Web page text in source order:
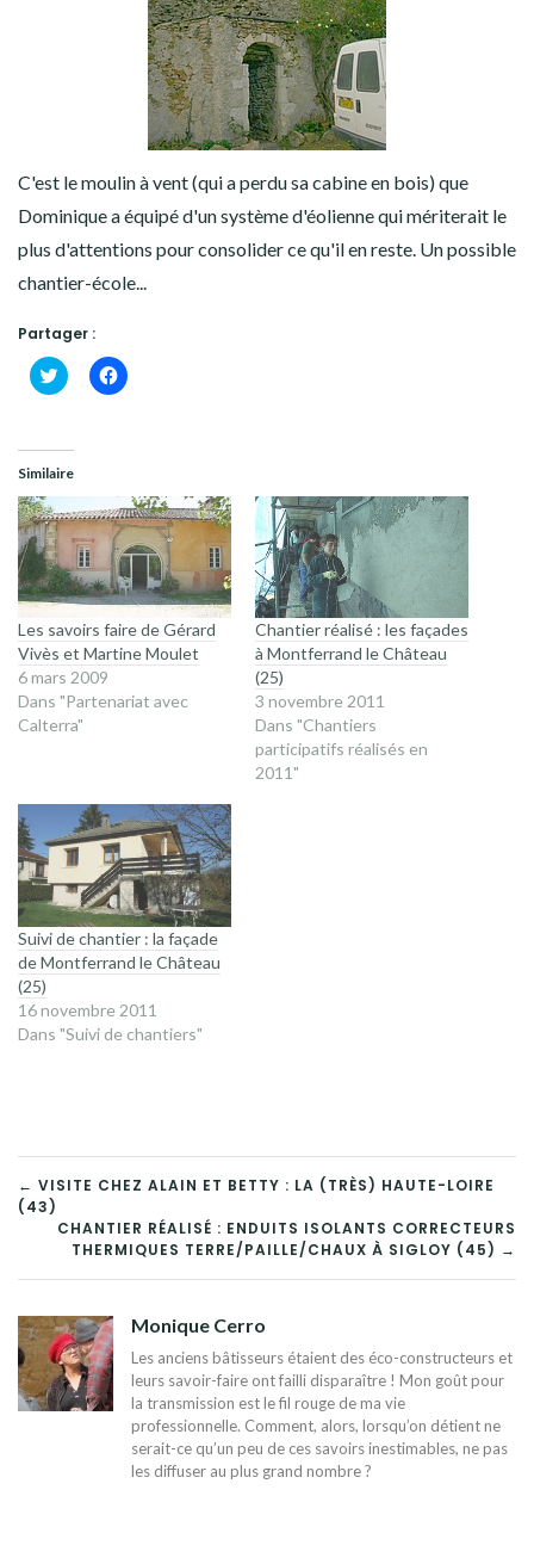
C'est le moulin à vent (qui a perdu sa cabine en bois) que
Dominique a équipé d'un système d'éolienne qui mériterait le
plus d'attentions pour consolider ce qu'il en reste. Un possible
chantier-école...
Partager :
Cliquez
pour
dans
nouvelle
fenêtre)
Cliquez
pour
fenêtre)
Similaire
Les savoirs faire de Gérard
Vivès et Martine Moulet
6 mars 2009
Dans "Partenariat avec
Calterra"
Chantier réalisé : les façades
à Montferrand le Château
(25)
3 novembre 2011
Dans "Chantiers
participatifs réalisés en
2011"
Suivi de chantier : la façade
de Montferrand le Château
(25)
16 novembre 2011
Dans "Suivi de chantiers"
NAVIGATION
DE
L’ARTICLE
← VISITE CHEZ ALAIN ET BETTY : LA (TRÈS) HAUTE-LOIRE
(43)
CHANTIER RÉALISÉ : ENDUITS ISOLANTS CORRECTEURS
THERMIQUES TERRE/PAILLE/CHAUX À SIGLOY (45) →
Monique Cerro
Les anciens bâtisseurs étaient des éco-constructeurs et
leurs savoir-faire ont failli disparaître ! Mon goût pour
la transmission est le fil rouge de ma vie
professionnelle. Comment, alors, lorsqu’on détient ne
serait-ce qu’un peu de ces savoirs inestimables, ne pas
les diffuser au plus grand nombre ?